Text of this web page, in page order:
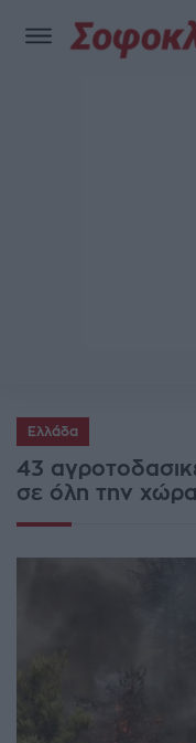
Ελλάδα
43
σε όλη την